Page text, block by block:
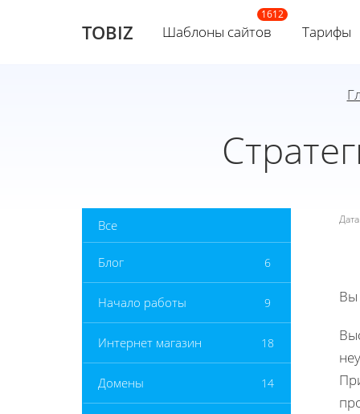
TOBIZ Шаблоны сайтов Тарифы
Все
Блог 6
Начало работы 9
Интернет магазин 18
Домены 14
Вы